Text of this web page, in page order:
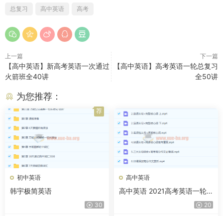
总复习 高中英语 高考
上一篇
【高中英语】新高考英语一次通过
火箭班全40讲
下一篇
【高中英语】高考英语一轮总复习
全50讲
为您推荐：
初中英语
韩宇极简英语
30
荐
高中英语
高中英语 2021高考英语一轮
20